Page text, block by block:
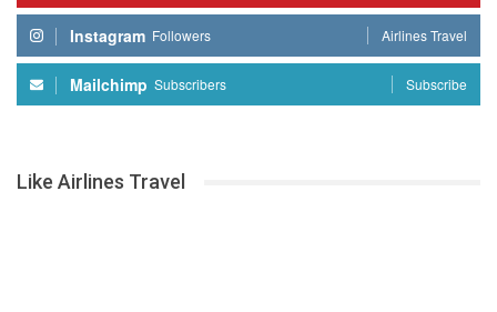
Instagram Followers Airlines Travel
Mailchimp Subscribers Subscribe
Like Airlines Travel